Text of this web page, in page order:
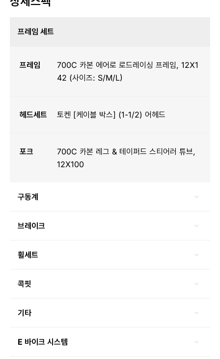
프레임 세트
프레임
700C 카본 에어로 로드레이싱 프레임, 12X1
42 (사이즈: S/M/L)
헤드세트 토켄 [케이블 박스] (1-1/2) 어헤드
포크
700C 카본 레그 & 테이퍼드 스티어러 튜브,
12X100
구동계
브레이크
휠세트
콕핏
기타
E 바이크 시스템